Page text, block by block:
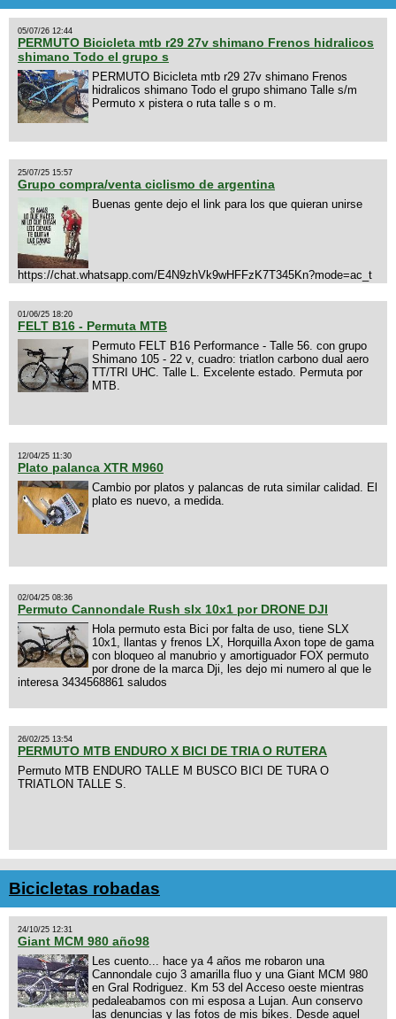
05/07/26 12:44
PERMUTO Bicicleta mtb r29 27v shimano Frenos hidralicos
shimano Todo el grupo s
PERMUTO Bicicleta mtb r29 27v shimano Frenos
hidralicos shimano Todo el grupo shimano Talle s/m
Permuto x pistera o ruta talle s o m.
25/07/25 15:57
Grupo compra/venta ciclismo de argentina
Buenas gente dejo el link para los que quieran unirse
https://chat.whatsapp.com/E4N9zhVk9wHFFzK7T345Kn?mode=ac_t
01/06/25 18:20
FELT B16 - Permuta MTB
Permuto FELT B16 Performance - Talle 56. con grupo
Shimano 105 - 22 v, cuadro: triatlon carbono dual aero
TT/TRI UHC. Talle L. Excelente estado. Permuta por
MTB.
12/04/25 11:30
Plato palanca XTR M960
Cambio por platos y palancas de ruta similar calidad. El
plato es nuevo, a medida.
02/04/25 08:36
Permuto Cannondale Rush slx 10x1 por DRONE DJI
Hola permuto esta Bici por falta de uso, tiene SLX
10x1, llantas y frenos LX, Horquilla Axon tope de gama
con bloqueo al manubrio y amortiguador FOX permuto
por drone de la marca Dji, les dejo mi numero al que le
interesa 3434568861 saludos
26/02/25 13:54
PERMUTO MTB ENDURO X BICI DE TRIA O RUTERA
Permuto MTB ENDURO TALLE M BUSCO BICI DE TURA O
TRIATLON TALLE S.
Bicicletas robadas
24/10/25 12:31
Giant MCM 980 año98
Les cuento... hace ya 4 años me robaron una
Cannondale cujo 3 amarilla fluo y una Giant MCM 980
en Gral Rodriguez. Km 53 del Acceso oeste mientras
pedaleabamos con mi esposa a Lujan. Aun conservo
las denuncias y las fotos de mis bikes. Desde aquel